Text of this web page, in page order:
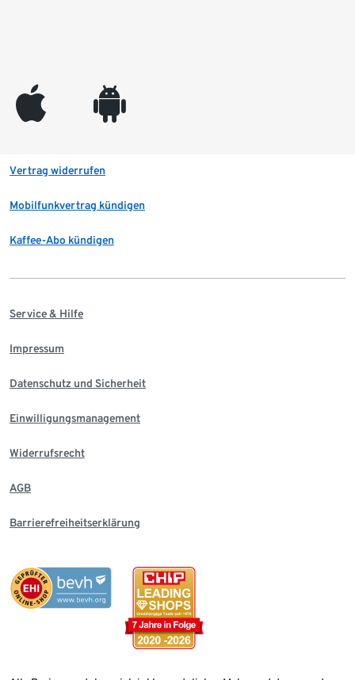
appleinc android
Vertrag widerrufen
Mobilfunkvertrag kündigen
Kaffee-Abo kündigen
Service & Hilfe
Impressum
Datenschutz und Sicherheit
Einwilligungsmanagement
Widerrufsrecht
AGB
Barrierefreiheitserklärung